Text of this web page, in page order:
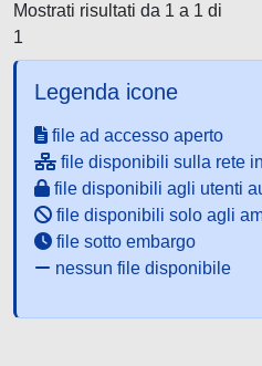
Mostrati risultati da 1 a 1 di
1
Legenda icone
file ad accesso aperto
file disponibili sulla rete
file disponibili agli utenti
file disponibili solo agli
file sotto embargo
nessun file disponibile